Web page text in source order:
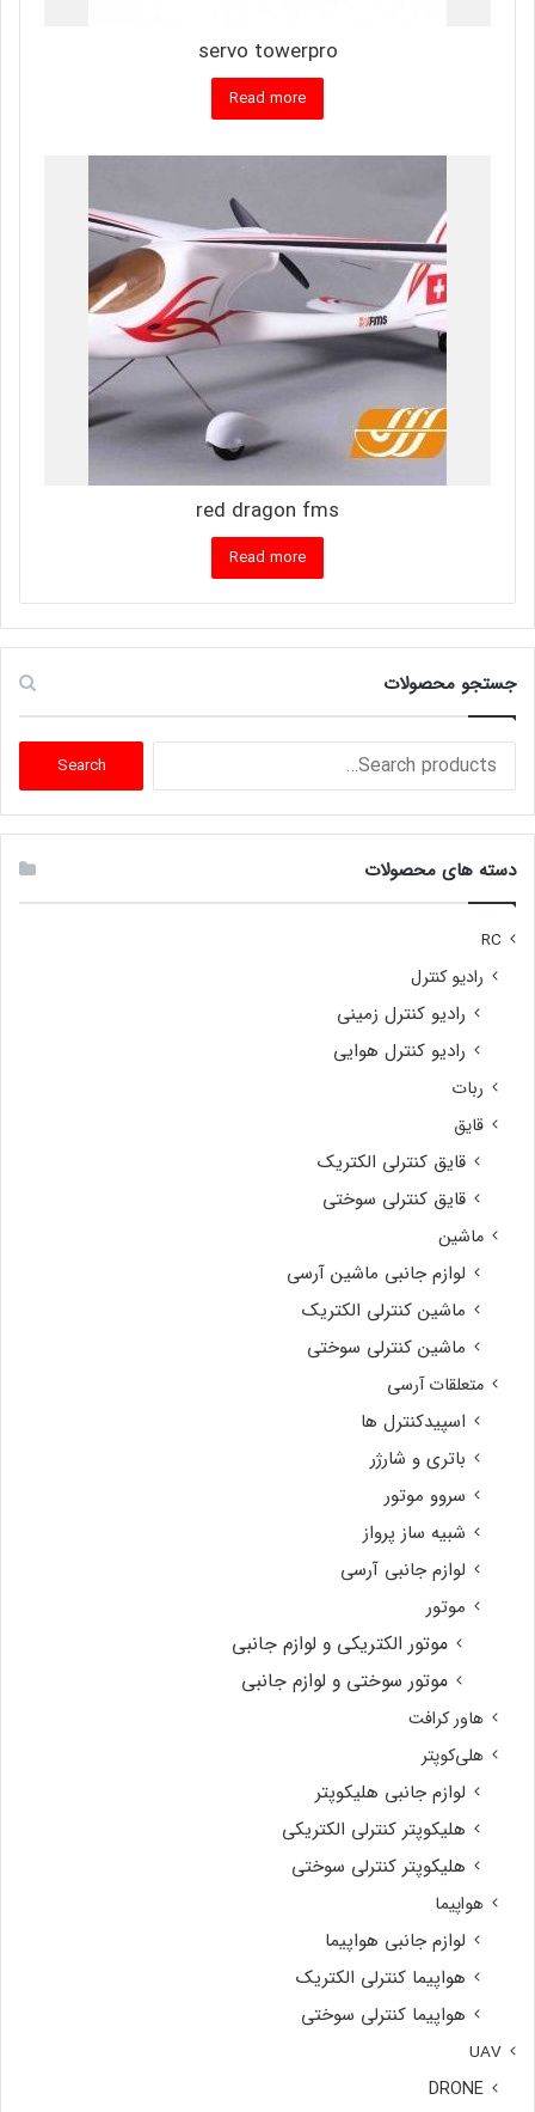
servo towerpro
Read more
red dragon fms
Read more
جستجو محصولات
Search
Search
دسته های محصولات
RC
رادیو کنترل
رادیو کنترل زمینی
رادیو کنترل هوایی
ربات
قایق
قایق کنترلی الکتریک
قایق کنترلی سوختی
ماشین
لوازم جانبی ماشین آرسی
ماشین کنترلی الکتریک
ماشین کنترلی سوختی
متعلقات آرسی
اسپیدکنترل ها
باتری و شارژر
سروو موتور
شبیه ساز پرواز
لوازم جانبی آرسی
موتور
موتور الکتریکی و لوازم جانبی
موتور سوختی و لوازم جانبی
هاور کرافت
هلی‌کوپتر
لوازم جانبی هلیکوپتر
هلیکوپتر کنترلی الکتریکی
هلیکوپتر کنترلی سوختی
هواپیما
لوازم جانبی هواپیما
هواپیما کنترلی الکتریک
هواپیما کنترلی سوختی
UAV
DRONE